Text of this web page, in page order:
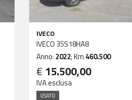
IVECO
IVECO 35S18HA8
Anno: 2022; Km 460.500
€ 15.500,00
IVA esclusa
USATO